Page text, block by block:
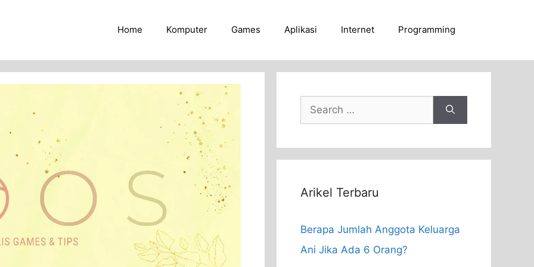
Home Komputer Games Aplikasi Internet Programming
Search
for:
Arikel Terbaru
Berapa Jumlah Anggota Keluarga
Ani Jika Ada 6 Orang?